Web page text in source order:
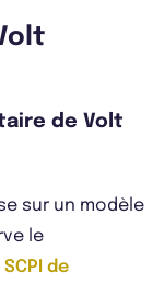
de Volt
sur un modèle
le
SCPI de